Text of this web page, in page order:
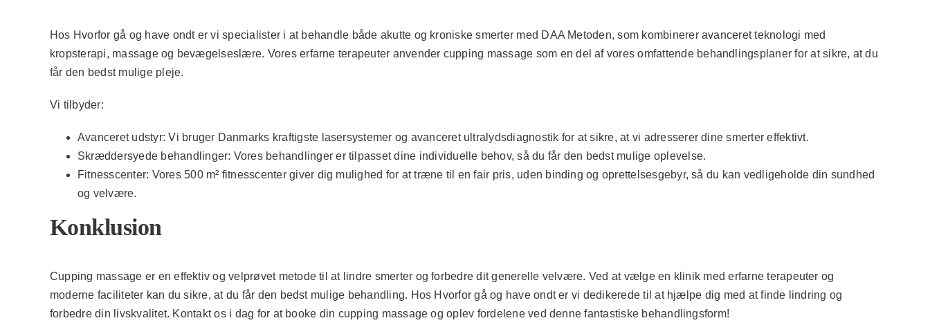
Hos Hvorfor gå og have ondt er vi specialister i at behandle både akutte og kroniske smerter med DAA Metoden, som kombinerer avanceret teknologi med
kropsterapi, massage og bevægelseslære. Vores erfarne terapeuter anvender cupping massage som en del af vores omfattende behandlingsplaner for at sikre, at du
får den bedst mulige pleje.
Vi tilbyder:
Avanceret udstyr: Vi bruger Danmarks kraftigste lasersystemer og avanceret ultralydsdiagnostik for at sikre, at vi adresserer dine smerter effektivt.
Skræddersyede behandlinger: Vores behandlinger er tilpasset dine individuelle behov, så du får den bedst mulige oplevelse.
Fitnesscenter: Vores 500 m² fitnesscenter giver dig mulighed for at træne til en fair pris, uden binding og oprettelsesgebyr, så du kan vedligeholde din sundhed
og velvære.
Konklusion
Cupping massage er en effektiv og velprøvet metode til at lindre smerter og forbedre dit generelle velvære. Ved at vælge en klinik med erfarne terapeuter og
moderne faciliteter kan du sikre, at du får den bedst mulige behandling. Hos Hvorfor gå og have ondt er vi dedikerede til at hjælpe dig med at finde lindring og
forbedre din livskvalitet. Kontakt os i dag for at booke din cupping massage og oplev fordelene ved denne fantastiske behandlingsform!